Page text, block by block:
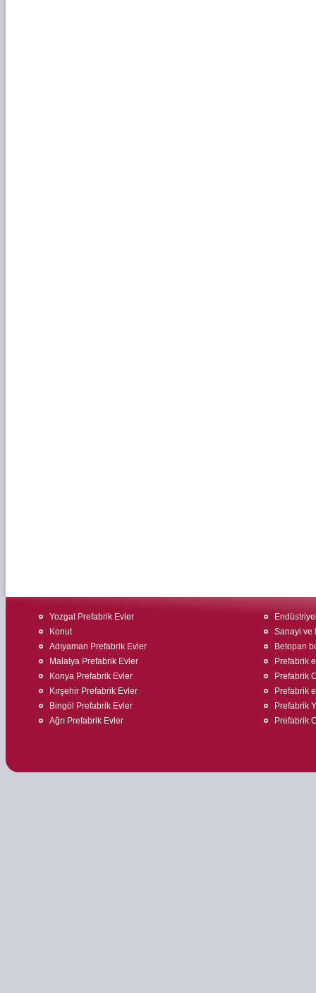
Yozgat Prefabrik Evler
Konut
Adıyaman Prefabrik Evler
Malatya Prefabrik Evler
Konya Prefabrik Evler
Kırşehir Prefabrik Evler
Bingöl Prefabrik Evler
Ağrı Prefabrik Evler
Sanayi ve
Betopan
Prefabrik
Prefabrik
Prefabrik
Prefabrik
Prefabrik